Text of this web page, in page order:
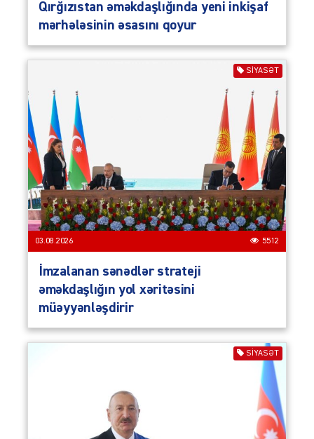
Qırğızıstan əməkdaşlığında yeni inkişaf
mərhələsinin əsasını qoyur
SIYASƏT
03.08.2026 5512
İmzalanan sənədlər strateji
əməkdaşlığın yol xəritəsini
müəyyənləşdirir
SIYASƏT